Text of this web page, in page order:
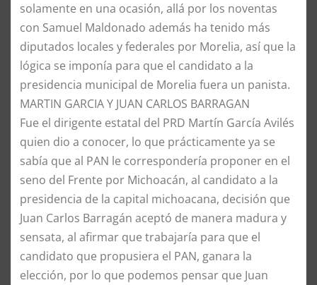
solamente en una ocasión, allá por los noventas
con Samuel Maldonado además ha tenido más
diputados locales y federales por Morelia, así que la
lógica se imponía para que el candidato a la
presidencia municipal de Morelia fuera un panista.
MARTIN GARCIA Y JUAN CARLOS BARRAGAN
Fue el dirigente estatal del PRD Martín García Avilés
quien dio a conocer, lo que prácticamente ya se
sabía que al PAN le correspondería proponer en el
seno del Frente por Michoacán, al candidato a la
presidencia de la capital michoacana, decisión que
Juan Carlos Barragán aceptó de manera madura y
sensata, al afirmar que trabajaría para que el
candidato que propusiera el PAN, ganara la
elección, por lo que podemos pensar que Juan